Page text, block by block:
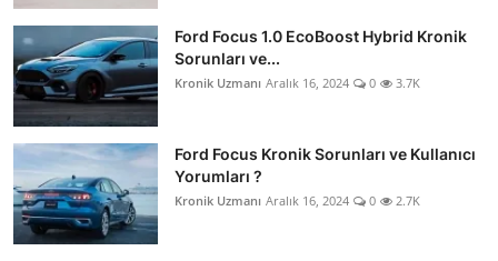
Ford Focus 1.0 EcoBoost Hybrid Kronik
Sorunları ve...
Kronik Uzmanı Aralık 16, 2024 0 3.7K
Ford Focus Kronik Sorunları ve Kullanıcı
Yorumları ?
Kronik Uzmanı Aralık 16, 2024 0 2.7K